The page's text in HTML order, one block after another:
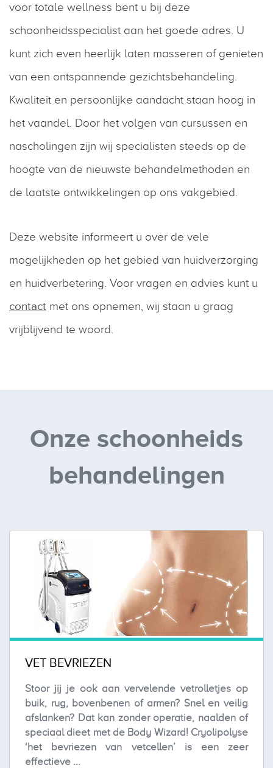
voor totale wellness bent u bij deze
schoonheidsspecialist aan het goede adres. U
kunt zich even heerlijk laten masseren of genieten
van een ontspannende gezichtsbehandeling.
Kwaliteit en persoonlijke aandacht staan hoog in
het vaandel. Door het volgen van cursussen en
nascholingen zijn wij specialisten steeds op de
hoogte van de nieuwste behandelmethoden en
de laatste ontwikkelingen op ons vakgebied.
Deze website informeert u over de vele
mogelijkheden op het gebied van huidverzorging
en huidverbetering. Voor vragen en advies kunt u
contact met ons opnemen, wij staan u graag
vrijblijvend te woord.
Onze schoonheids
behandelingen
VET BEVRIEZEN
Stoor jij je ook aan vervelende vetrolletjes op
buik, rug, bovenbenen of armen? Snel en veilig
afslanken? Dat kan zonder operatie, naalden of
speciaal dieet met de Body Wizard! Cryolipolyse
‘het bevriezen van vetcellen’ is een zeer
effectieve ...